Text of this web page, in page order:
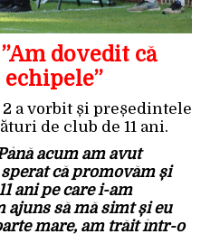
dovedit că
a vorbit și președintele
de club de 11 ani.
acum am avut
că promovăm și
ani pe care i-am
ajuns să mă simt și eu
mare, am trăit într-o